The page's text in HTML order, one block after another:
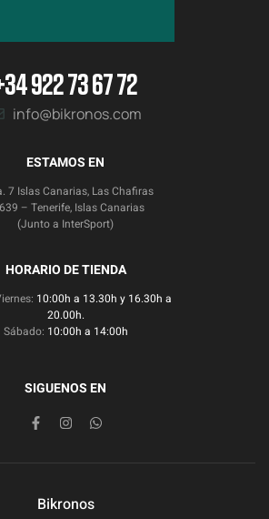
922 73 67 72
info@bikronos.com
ESTAMOS EN
7 Islas Canarias, Las Chafiras
– Tenerife, Islas Canarias
(Junto a InterSport)
HORARIO DE TIENDA
10:00h a 13.30h y 16.30h a
20.00h.
Sábado: 10:00h a 14:00h
SIGUENOS EN
Bikronos